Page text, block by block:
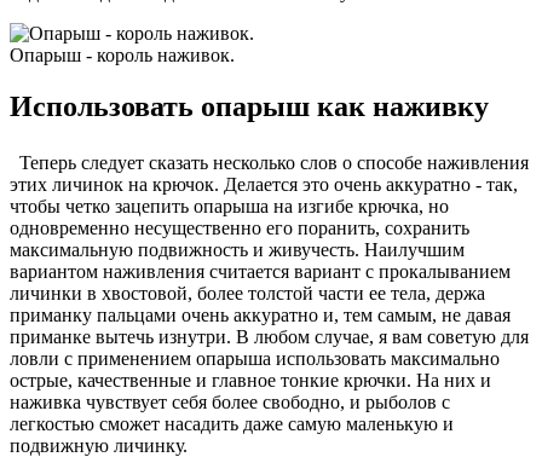
Опарыш - король наживок.
Использовать опарыш как наживку
Теперь следует сказать несколько слов о способе наживления
этих личинок на крючок. Делается это очень аккуратно - так,
чтобы четко зацепить опарыша на изгибе крючка, но
одновременно несущественно его поранить, сохранить
максимальную подвижность и живучесть. Наилучшим
вариантом наживления считается вариант с прокалыванием
личинки в хвостовой, более толстой части ее тела, держа
приманку пальцами очень аккуратно и, тем самым, не давая
приманке вытечь изнутри. В любом случае, я вам советую для
ловли с применением опарыша использовать максимально
острые, качественные и главное тонкие крючки. На них и
наживка чувствует себя более свободно, и рыболов с
легкостью сможет насадить даже самую маленькую и
подвижную личинку.